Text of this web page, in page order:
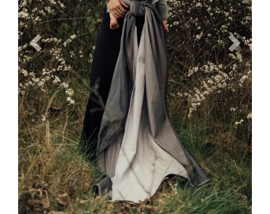
Previous Next